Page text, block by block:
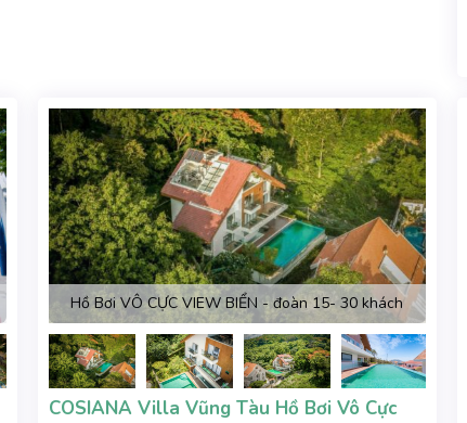
Hồ Bơi VÔ CỰC VIEW BIỂN - đoàn 15- 30 khách
COSIANA Villa Vũng Tàu Hồ Bơi Vô Cực